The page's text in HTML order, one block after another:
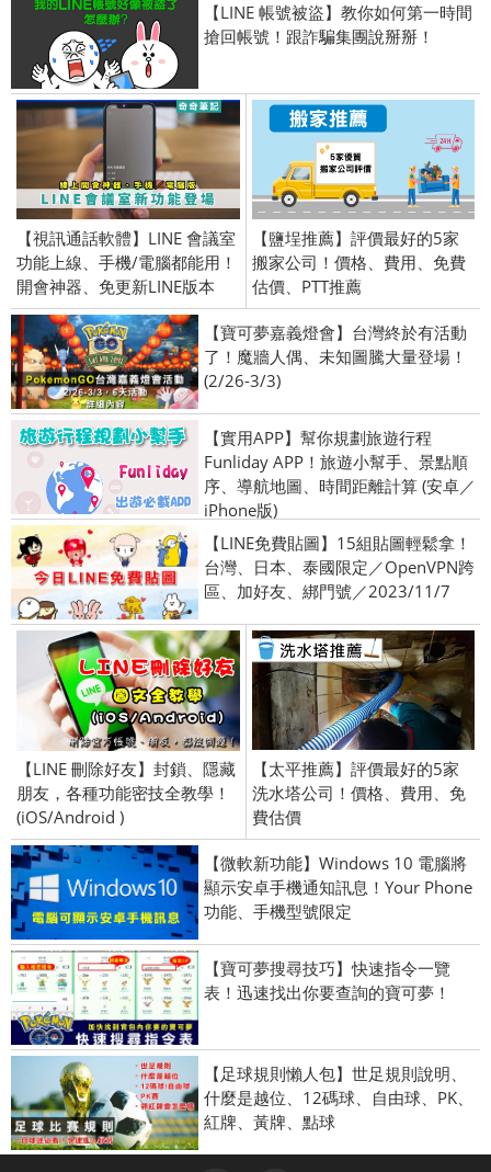
【LINE 帳號被盜】教你如何第一時間
搶回帳號！跟詐騙集團說掰掰！
【視訊通話軟體】LINE 會議室
功能上線、手機/電腦都能用！
開會神器、免更新LINE版本
【鹽埕推薦】評價最好的5家
搬家公司！價格、費用、免費
估價、PTT推薦
【寶可夢嘉義燈會】台灣終於有活動
了！魔牆人偶、未知圖騰大量登場！
(2/26-3/3)
【實用APP】幫你規劃旅遊行程
Funliday APP！旅遊小幫手、景點順
序、導航地圖、時間距離計算 (安卓／
iPhone版)
【LINE免費貼圖】15組貼圖輕鬆拿！
台灣、日本、泰國限定／OpenVPN跨
區、加好友、綁門號／2023/11/7
【LINE 刪除好友】封鎖、隱藏
朋友，各種功能密技全教學！
(iOS/Android )
【太平推薦】評價最好的5家
洗水塔公司！價格、費用、免
費估價
【微軟新功能】Windows 10 電腦將
顯示安卓手機通知訊息！Your Phone
功能、手機型號限定
【寶可夢搜尋技巧】快速指令一覽
表！迅速找出你要查詢的寶可夢！
【足球規則懶人包】世足規則說明、
什麼是越位、12碼球、自由球、PK、
紅牌、黃牌、點球